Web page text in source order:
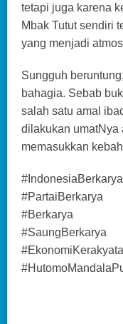
tetapi juga karena
Mbak Tutut sendiri
yang menjadi
Sungguh
bahagia. Sebab
salah satu amal
dilakukan umatNya
memasukkan
#IndonesiaBerkarya
#PartaiBerkarya
#Berkarya
#SaungBerkarya